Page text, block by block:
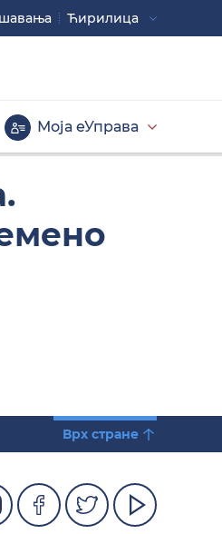
Моја еУправа
Ћирилица
Врх стране